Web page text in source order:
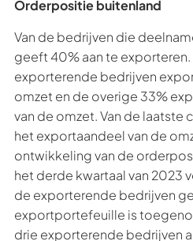
Orderpositie buitenland
Van de bedrijven die
geeft 40% aan te exporteren.
exporterende bedrijven
omzet en de overige 33%
van de omzet. Van de laatste
het exportaandeel van de
ontwikkeling van de
het derde kwartaal van 2023
de exporterende bedrijven
exportportefeuille is
drie exporterende bedrijven